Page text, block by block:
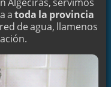
atoda la provincia
de agua, llamenos